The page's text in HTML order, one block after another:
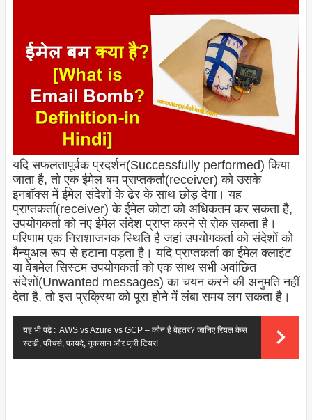
यदि सफलतापूर्वक प्रदर्शन(Successfully performed) किया
जाता है, तो एक ईमेल बम प्राप्तकर्ता(receiver) को उसके
इनबॉक्स में ईमेल संदेशों के ढेर के साथ छोड़ देगा। यह
प्राप्तकर्ता(receiver) के ईमेल कोटा को अधिकतम कर सकता है,
उपयोगकर्ता को नए ईमेल संदेश प्राप्त करने से रोक सकता है।
परिणाम एक निराशाजनक स्थिति है जहां उपयोगकर्ता को संदेशों को
मैन्युअल रूप से हटाना पड़ता है। यदि प्राप्तकर्ता का ईमेल क्लाइंट
या वेबमेल सिस्टम उपयोगकर्ता को एक साथ सभी अवांछित
संदेशों(Unwanted messages) का चयन करने की अनुमति नहीं
देता है, तो इस प्रक्रिया को पूरा होने में लंबा समय लग सकता है।
यह भी पढ़े : AWS vs Azure vs GCP – कौन है बेहतर? जानिए रियल केस
स्टडी, फीचर्स, फायदे, नुकसान और फ्री टियर!